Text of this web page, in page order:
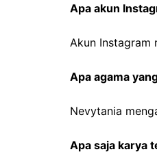
Apa akun
Akun Instagram
Apa agama
Nevytania
Apa saja karya